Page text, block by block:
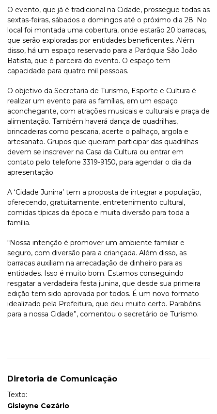
O evento, que já é tradicional na Cidade, prossegue todas as
sextas-feiras, sábados e domingos até o próximo dia 28. No
local foi montada uma cobertura, onde estarão 20 barracas,
que serão exploradas por entidades beneficentes. Além
disso, há um espaço reservado para a Paróquia São João
Batista, que é parceira do evento. O espaço tem
capacidade para quatro mil pessoas.
O objetivo da Secretaria de Turismo, Esporte e Cultura é
realizar um evento para as famílias, em um espaço
aconchegante, com atrações musicais e culturais e praça de
alimentação. Também haverá dança de quadrilhas,
brincadeiras como pescaria, acerte o palhaço, argola e
artesanato. Grupos que queiram participar das quadrilhas
devem se inscrever na Casa da Cultura ou entrar em
contato pelo telefone 3319-9150, para agendar o dia da
apresentação.
A ‘Cidade Junina’ tem a proposta de integrar a população,
oferecendo, gratuitamente, entretenimento cultural,
comidas típicas da época e muita diversão para toda a
família.
“Nossa intenção é promover um ambiente familiar e
seguro, com diversão para a criançada. Além disso, as
barracas auxiliam na arrecadação de dinheiro para as
entidades. Isso é muito bom. Estamos conseguindo
resgatar a verdadeira festa junina, que desde sua primeira
edição tem sido aprovada por todos. É um novo formato
idealizado pela Prefeitura, que deu muito certo. Parabéns
para a nossa Cidade”, comentou o secretário de Turismo.
Diretoria de Comunicação
Texto:
Gisleyne Cezário